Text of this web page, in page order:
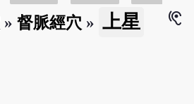
»督脈經穴 » 上星
hearing